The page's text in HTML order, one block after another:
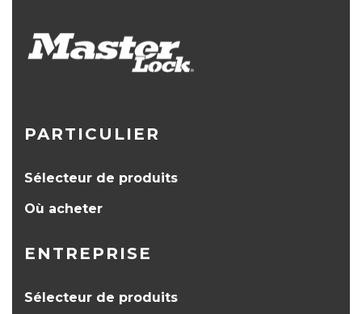
PARTICULIER
Sélecteur de produits
Où acheter
ENTREPRISE
Sélecteur de produits